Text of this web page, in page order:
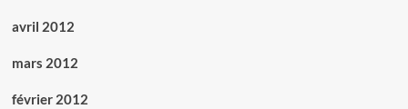
avril 2012
mars 2012
février 2012